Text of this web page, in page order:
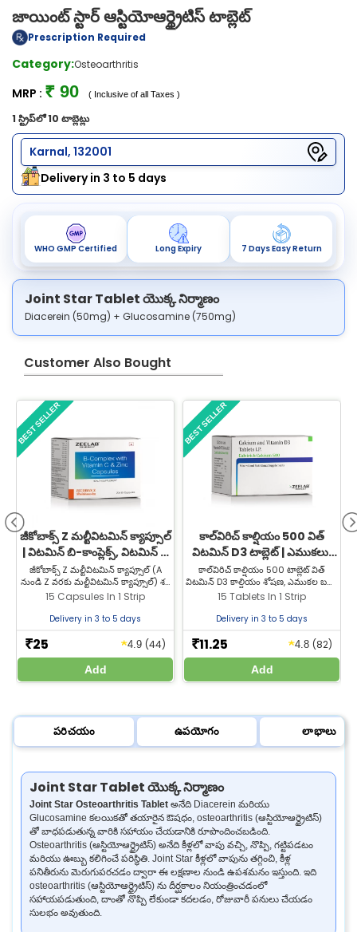
జాయింట్ స్టార్ ఆస్టియోఆర్థ్రైటిస్ టాబ్లెట్
Prescription Required
Category:Osteoarthritis
MRP : ₹ 90 ( Inclusive of all Taxes )
1 స్ట్రిప్‌లో 10 టాబ్లెట్లు
Karnal, 132001
Delivery in 3 to 5 days
WHO GMP Certified Long Expiry 7 Days Easy Return
Joint Star Tablet యొక్క నిర్మాణం
Diacerein (50mg) + Glucosamine (750mg)
Customer Also Bought
జీకోబాక్స్ Z మల్టీవిటమిన్ క్యాప్సూల్
| విటమిన్ బి-కాంప్లెక్స్, విటమిన్ C
& జింక్ సప్లిమెంట్
జీకోబాక్స్ Z మల్టీవిటమిన్ క్యాప్సూల్ (A
నుండి Z వరకు మల్టీవిటమిన్ క్యాప్సూల్) శక్తి
సప్లిమెంట్‌గా ఉపయోగిస్తారు. ఉత్తమ
ఆరోగ్యానికి జీల్యాబ్ ఫార్మసీ నుండి A నుండి Z
వరకు మల్టీవిటమిన్ కొనండి.
15 Capsules In 1 Strip
Delivery in 3 to 5 days
₹25 ★4.9 (44)
Add
BEST SELLER
కాల్‌విరిచ్ కాల్షియం 500 విత్
విటమిన్ D3 టాబ్లెట్ | ఎముకలు,
కీళ్లు & కండరాల సంరక్షణ కోసం
కాల్‌విరిచ్ కాల్షియం 500 టాబ్లెట్ విత్
విటమిన్ D3 కాల్షియం శోషణ, ఎముకల బలం
మరియు పళ్ల ఆరోగ్యాన్ని మెరుగుపరచడంలో
సహాయపడుతుంది. రోజువారీ కాల్షియం
అవసరాలకు అనుకూలం. జీల్యాబ్ ఫార్మసీలో
15 Tablets In 1 Strip
Delivery in 3 to 5 days
₹11.25 ★4.8 (82)
Add
BEST SELLER
పరిచయం ఉపయోగం లాభాలు
Joint Star Tablet యొక్క నిర్మాణం
Joint Star Osteoarthritis Tablet అనేది Diacerein మరియు
Glucosamine కలయికతో తయారైన ఔషధం, osteoarthritis (ఆస్టియోఆర్థ్రైటిస్)
తో బాధపడుతున్న వారికి సహాయం చేయడానికి రూపొందించబడింది.
Osteoarthritis (ఆస్టియోఆర్థ్రైటిస్) అనేది కీళ్లలో వాపు వచ్చి, నొప్పి, గట్టిపడటం
మరియు ఊబ్బు కలిగించే పరిస్థితి. Joint Star కీళ్లలో వాపును తగ్గించి, కీళ్ల
పనితీరును మెరుగుపరచడం ద్వారా ఈ లక్షణాల నుండి ఉపశమనం ఇస్తుంది. ఇది
osteoarthritis (ఆస్టియోఆర్థ్రైటిస్) ను దీర్ఘకాలం నియంత్రించడంలో
సహాయపడుతుంది, దాంతో నొప్పి లేకుండా కదలడం, రోజువారీ పనులు చేయడం
సులభం అవుతుంది.